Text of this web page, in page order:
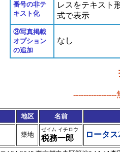
番号の非テ
キスト化
レスをテキスト
式で表示
③写真掲載
オプション
の追加
なし
-----------------
地区 名前
築地
ゼイム イチロウ
税務一郎 ロータ